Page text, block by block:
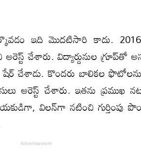
ఇది మొద‌టిసారి కాదు.
చేశారు. విద్యార్దునుల‌ గ్రూప్‌తో
షేర్ చేశాడు. కొంద‌రు బాలికల ఫొటోలను
అరెస్ట్‌ చేశారు. ఇత‌ను ప్ర‌ముఖ
విలన్‌గా నటించి గుర్తింపు